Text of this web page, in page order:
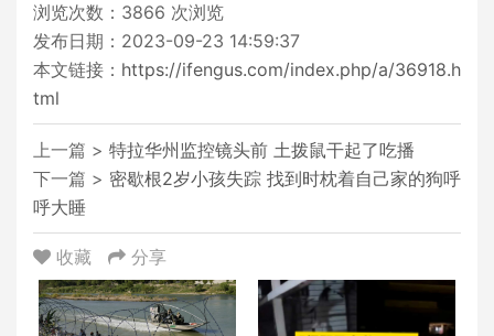
浏览次数： 3866 次浏览
发布日期：2023-09-23 14:59:37
本文链接： https://ifengus.com/index.php/a/36918.h
tml
上一篇 > 特拉华州监控镜头前 土拨鼠干起了吃播
下一篇 > 密歇根2岁小孩失踪 找到时枕着自己家的狗呼
呼大睡
收藏 分享